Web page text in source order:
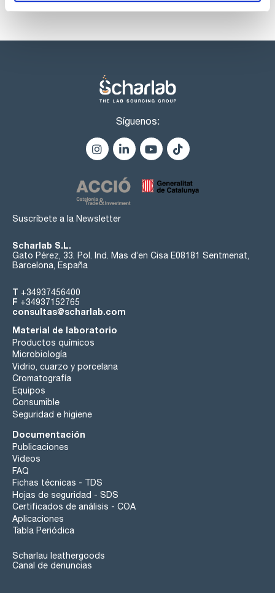
Síguenos:
Suscríbete a la Newsletter
Scharlab S.L.
Gato Pérez, 33. Pol. Ind. Mas d’en Cisa E08181 Sentmenat,
Barcelona, España
T +34937456400
F +34937152765
consultas@scharlab.com
Material de laboratorio
Productos químicos
Microbiología
Vidrio, cuarzo y porcelana
Cromatografía
Equipos
Consumible
Seguridad e higiene
Documentación
Publicaciones
Videos
FAQ
Fichas técnicas - TDS
Hojas de seguridad - SDS
Certificados de análisis - COA
Aplicaciones
Tabla Periódica
Scharlau leathergoods
Canal de denuncias